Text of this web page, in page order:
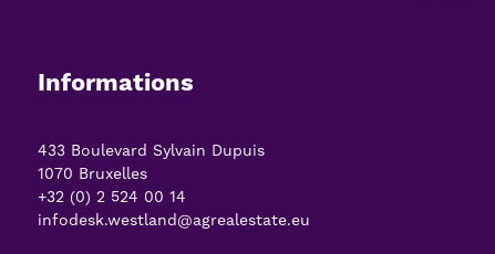
Informations
433 Boulevard Sylvain Dupuis
1070 Bruxelles
+32 (0) 2 524 00 14
infodesk.westland@agrealestate.eu